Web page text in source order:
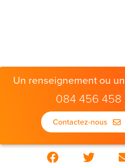
Un renseignement ou
084 456 458
Contactez-nous